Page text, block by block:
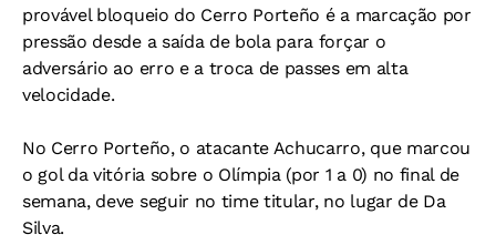
provável bloqueio do Cerro Porteño é a marcação por
pressão desde a saída de bola para forçar o
adversário ao erro e a troca de passes em alta
velocidade.
No Cerro Porteño, o atacante Achucarro, que marcou
o gol da vitória sobre o Olímpia (por 1 a 0) no final de
semana, deve seguir no time titular, no lugar de Da
Silva.